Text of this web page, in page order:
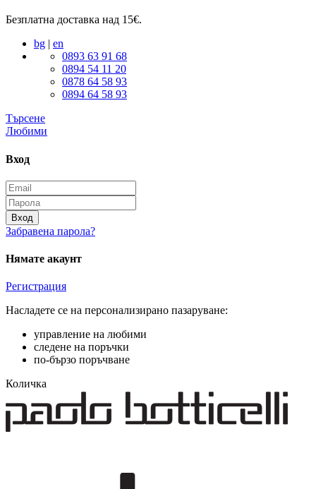
Безплатна доставка над 15€.
bg | en
0893 63 91 68
0894 54 11 20
0878 64 58 93
0894 64 58 93
Търсене
Любими
Вход
Вход
Забравена парола?
Нямате акаунт
Регистрация
Насладете се на персонализирано пазаруване:
управление на любими
следене на поръчки
по-бързо поръчване
Количка